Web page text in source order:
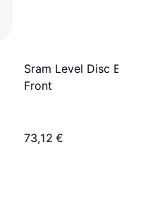
Sram Level Disc
Front
73,12 €